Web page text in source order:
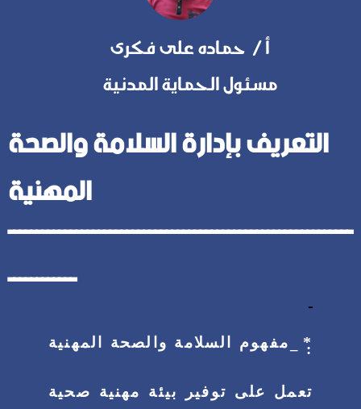
أ / حماده على فكرى
مسئول الحماية المدنية
التعريف بإدارة السلامة والصحة
المهنية
ـــــــــــــــــــــــــــــــــــــــــــــــــــــــــــــ
ــــــــــــ
* مفهوم السلامة والصحة المهنية: –
تعمل على توفير بيئة مهنية صحية